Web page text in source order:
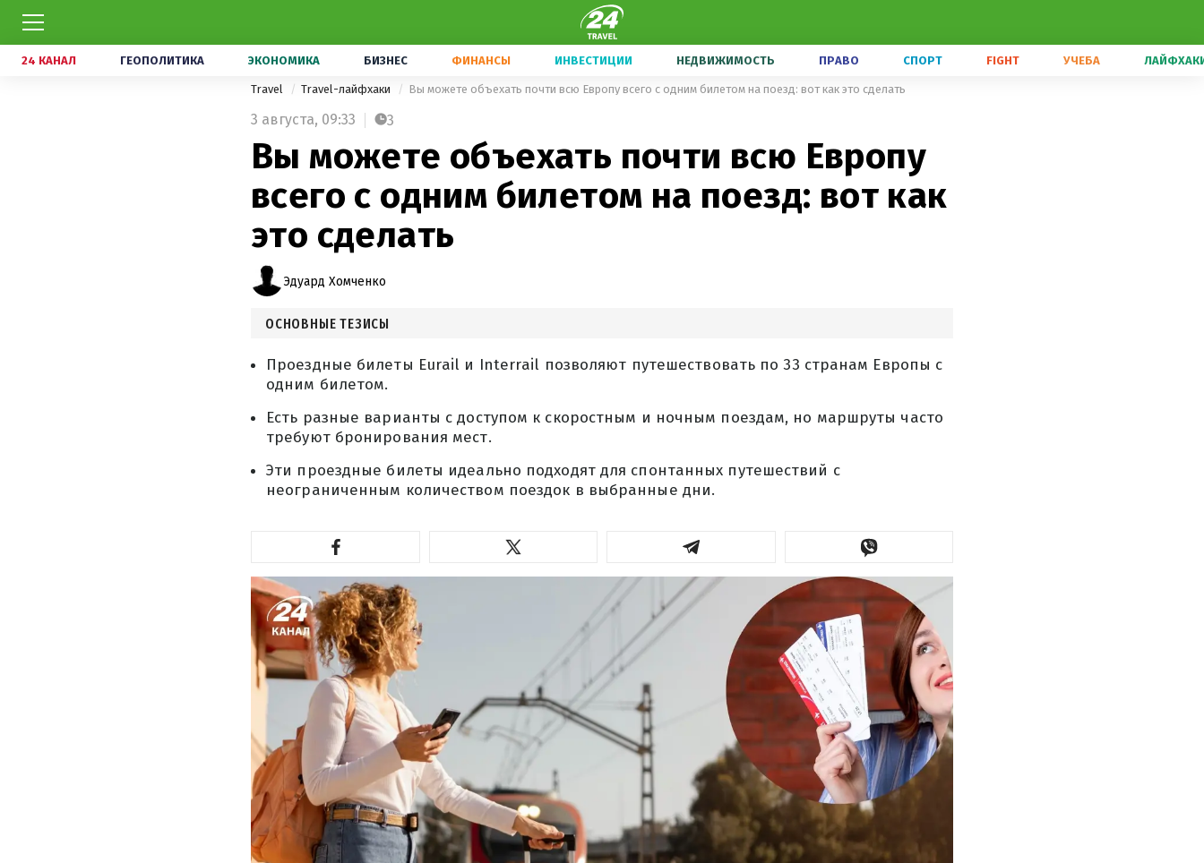
24 КАНАЛ ГЕОПОЛИТИКА ЭКОНОМИКА БИЗНЕС ФИНАНСЫ ИНВЕСТИЦИИ НЕДВИЖИМОСТЬ ПРАВО СПОРТ FIGHT УЧЕБА
Travel Travel-лайфхаки Вы можете объехать почти всю Европу всего с одним билетом на поезд: вот как это сделать
3 августа, 09:33 3
Вы можете объехать почти всю Европу
всего с одним билетом на поезд: вот как
это сделать
Эдуард Хомченко
ОСНОВНЫЕ ТЕЗИСЫ
Проездные билеты Eurail и Interrail позволяют путешествовать по 33 странам Европы с
одним билетом.
Есть разные варианты с доступом к скоростным и ночным поездам, но маршруты часто
требуют бронирования мест.
Эти проездные билеты идеально подходят для спонтанных путешествий с
неограниченным количеством поездок в выбранные дни.